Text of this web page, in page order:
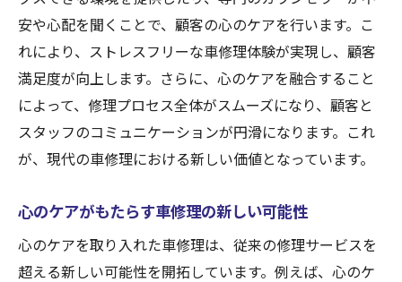
安や心配を聞くことで、顧客の心のケアを行います。こ
れにより、ストレスフリーな車修理体験が実現し、顧客
満足度が向上します。さらに、心のケアを融合すること
によって、修理プロセス全体がスムーズになり、顧客と
スタッフのコミュニケーションが円滑になります。これ
が、現代の車修理における新しい価値となっています。
心のケアがもたらす車修理の新しい可能性
心のケアを取り入れた車修理は、従来の修理サービスを
超える新しい可能性を開拓しています。例えば、心のケ